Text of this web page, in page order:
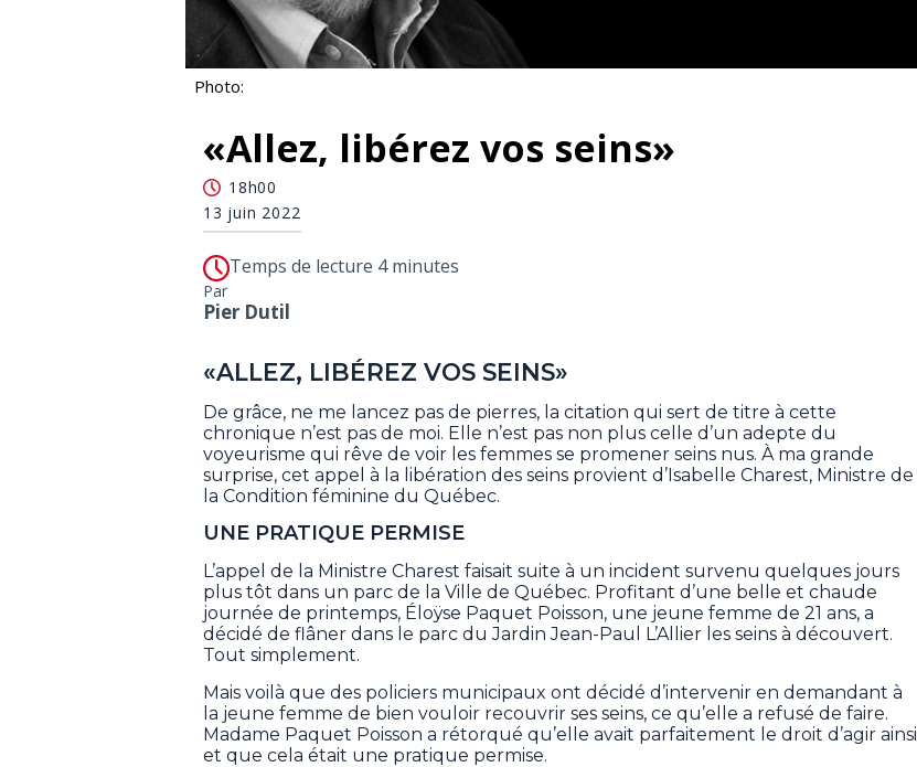
Photo:
«Allez, libérez vos seins»
18h00
13 juin 2022
Temps de lecture 4 minutes
Par
Pier Dutil
«ALLEZ, LIBÉREZ VOS SEINS»
De grâce, ne me lancez pas de pierres, la citation qui sert de titre à cette
chronique n’est pas de moi. Elle n’est pas non plus celle d’un adepte du
voyeurisme qui rêve de voir les femmes se promener seins nus. À ma grande
surprise, cet appel à la libération des seins provient d’Isabelle Charest, Ministre de
la Condition féminine du Québec.
UNE PRATIQUE PERMISE
L’appel de la Ministre Charest faisait suite à un incident survenu quelques jours
plus tôt dans un parc de la Ville de Québec. Profitant d’une belle et chaude
journée de printemps, Éloÿse Paquet Poisson, une jeune femme de 21 ans, a
décidé de flâner dans le parc du Jardin Jean-Paul L’Allier les seins à découvert.
Tout simplement.
Mais voilà que des policiers municipaux ont décidé d’intervenir en demandant à
la jeune femme de bien vouloir recouvrir ses seins, ce qu’elle a refusé de faire.
Madame Paquet Poisson a rétorqué qu’elle avait parfaitement le droit d’agir ainsi
et que cela était une pratique permise.